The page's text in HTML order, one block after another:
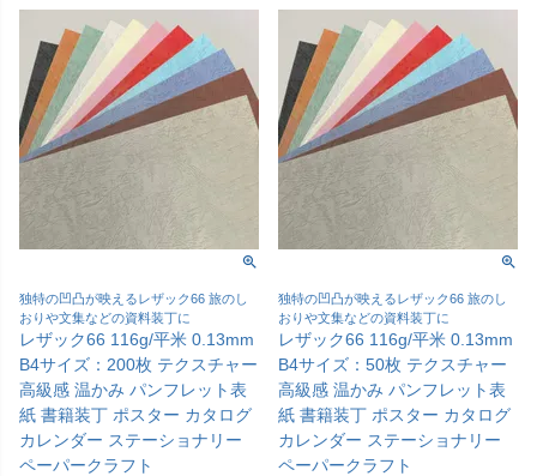
独特の凹凸が映えるレザック66 旅のし
おりや文集などの資料装丁に
レザック66 116g/平米 0.13mm
B4サイズ：200枚 テクスチャー
高級感 温かみ パンフレット表
紙 書籍装丁 ポスター カタログ
カレンダー ステーショナリー
ペーパークラフト
独特の凹凸が映えるレザック66 旅のし
おりや文集などの資料装丁に
レザック66 116g/平米 0.13mm
B4サイズ：50枚 テクスチャー
高級感 温かみ パンフレット表
紙 書籍装丁 ポスター カタログ
カレンダー ステーショナリー
ペーパークラフト